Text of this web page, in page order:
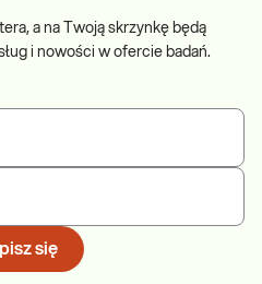
a na Twoją skrzynkę będą
i nowości w ofercie badań.
się